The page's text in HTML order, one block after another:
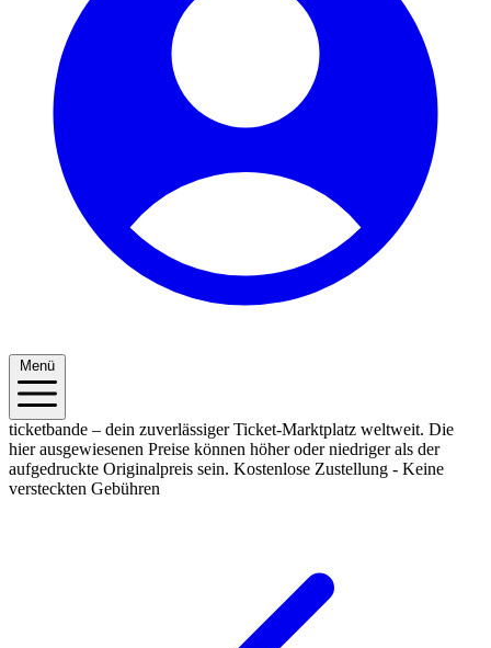
Menü
ticketbande – dein zuverlässiger Ticket-Marktplatz weltweit. Die
hier ausgewiesenen Preise können höher oder niedriger als der
aufgedruckte Originalpreis sein. Kostenlose Zustellung - Keine
versteckten Gebühren